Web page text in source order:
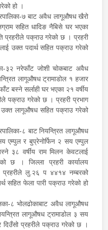
हो ।
७ बाट अवैध लागूऔषध खैरो
सहित धादिङ नैबिसे घर भएका
प्रहरीले पक्राउ गरेको छ । प्रहरी
उक्त पदार्थ सहित पक्राउ गरेको
३२ नरेफाँट जोशी चोकबाट अवैध
लागूऔषध ट्रामाडोल १ हजार
बस्ने सर्लाही घर भएका २१ वर्षीय
पक्राउ गरेको छ । प्रहरी प्रभाग
उक्त लागूऔषध सहित पक्राउ गरेको
८ बाट नियन्त्रित लागूऔषध
एम्पुल र बुप्रेनोर्फिन २ सय एम्पुल
३८ वर्षीय राम मिलन केवटलाई
छ । जिल्ला प्रहरी कार्यालय
प्रहरीले लु.२६ प ४४१४ नम्बरको
सहित फेला पारी पक्राउ गरेको हो
८ भोलढोकाबाट अवैध लागूऔषध
लागूऔषध ट्रामाडोल ३ सय
प्रहरीले पक्राउ गरेको छ ।